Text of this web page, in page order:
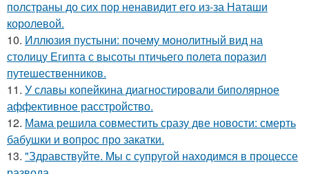
полстраны до сих пор ненавидит его из-за Наташи
королевой.
10. Иллюзия пустыни: почему монолитный вид на
столицу Египта с высоты птичьего полета поразил
путешественников.
11. У славы копейкина диагностировали биполярное
аффективное расстройство.
12. Мама решила совместить сразу две новости: смерть
бабушки и вопрос про закатки.
13. "Здравствуйте. Mы с супругой находимся в процессе